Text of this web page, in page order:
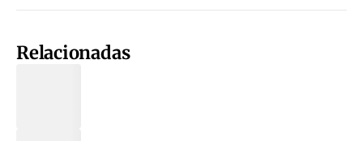
Relacionadas